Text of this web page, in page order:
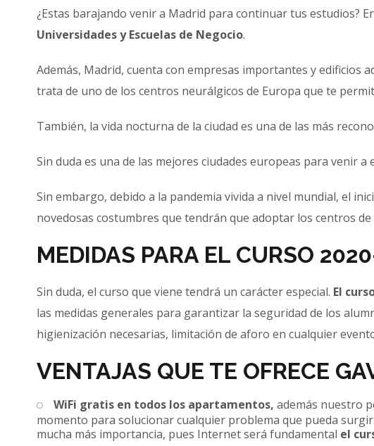
¿Estas barajando venir a Madrid para continuar tus estudios?
Universidades y Escuelas de Negocio.
Además, Madrid, cuenta con empresas importantes y edificios
trata de uno de los centros neurálgicos de Europa que te
También, la vida nocturna de la ciudad es una de las más
Sin duda es una de las mejores ciudades europeas para venir
Sin embargo, debido a la pandemia vivida a nivel mundial, el
novedosas costumbres que tendrán que adoptar los centros
MEDIDAS PARA EL CURSO
Sin duda, el curso que viene tendrá un carácter especial. El
las medidas generales para garantizar la seguridad de los
higienización necesarias, limitación de aforo en cualquier
VENTAJAS QUE TE OFRECE
WiFi gratis en todos los apartamentos, además nuestro
momento para solucionar cualquier problema que pueda
mucha más importancia, pues Internet será fundamental el